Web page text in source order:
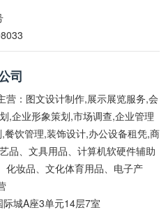
司
：图文设计制作,展示展览服务,会
,企业形象策划,市场调查,企业管理
饮管理,装饰设计,办公设备租凭,商
品、文具用品、计算机软硬件辅助
化妆品、文化体育用品、电子产
城A座3单元14层7室